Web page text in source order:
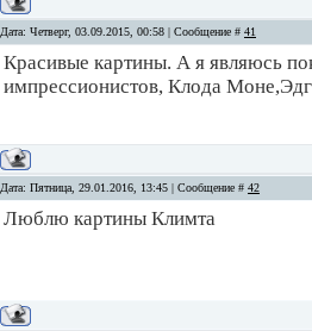
Дата: Четверг, 03.09.2015, 00:58 | Сообщение # 41
Красивые картины. А я являюсь
импрессионистов, Клода
Дата: Пятница, 29.01.2016, 13:45 | Сообщение # 42
Люблю картины Климта